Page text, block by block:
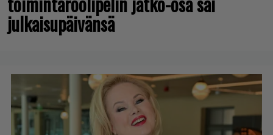
julkaisupäivänsä